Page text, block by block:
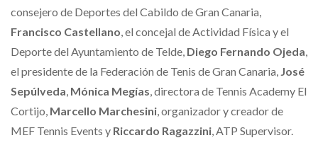
consejero de Deportes del Cabildo de Gran Canaria,
Francisco Castellano, el concejal de Actividad Física y el
Deporte del Ayuntamiento de Telde, Diego Fernando Ojeda,
el presidente de la Federación de Tenis de Gran Canaria, José
Sepúlveda, Mónica Megías, directora de Tennis Academy El
Cortijo, Marcello Marchesini, organizador y creador de
MEF Tennis Events y Riccardo Ragazzini, ATP Supervisor.